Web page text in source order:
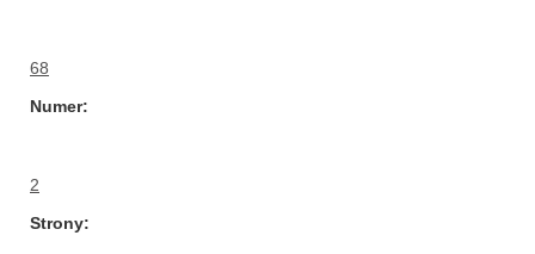
68
Numer
2
Strony